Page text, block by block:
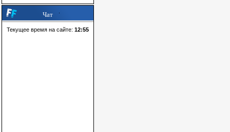
Чат
Текущее время на сайте: 12:55